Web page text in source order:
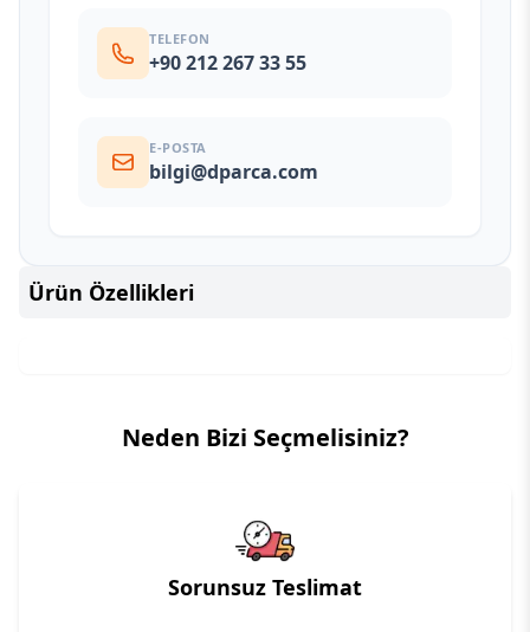
TELEFON
+90 212 267 33 55
E-POSTA
bilgi@dparca.com
Ürün Özellikleri
Neden Bizi Seçmelisiniz?
Sorunsuz Teslimat